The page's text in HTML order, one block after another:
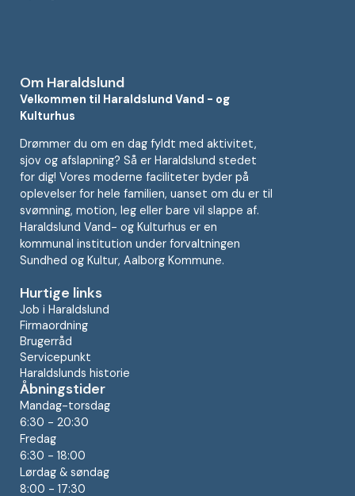
Om Haraldslund
Velkommen til Haraldslund Vand - og
Kulturhus
Drømmer du om en dag fyldt med aktivitet,
sjov og afslapning? Så er Haraldslund stedet
for dig! Vores moderne faciliteter byder på
oplevelser for hele familien, uanset om du er til
svømning, motion, leg eller bare vil slappe af.
Haraldslund Vand- og Kulturhus er en
kommunal institution under forvaltningen
Sundhed og Kultur, Aalborg Kommune.
Hurtige links
Job i Haraldslund
Firmaordning
Brugerråd
Servicepunkt
Haraldslunds historie
Åbningstider
Mandag-torsdag
6:30 - 20:30
Fredag
6:30 - 18:00
Lørdag & søndag
8:00 - 17:30